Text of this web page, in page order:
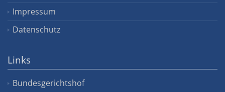
Impressum
Datenschutz
Links
Bundesgerichtshof